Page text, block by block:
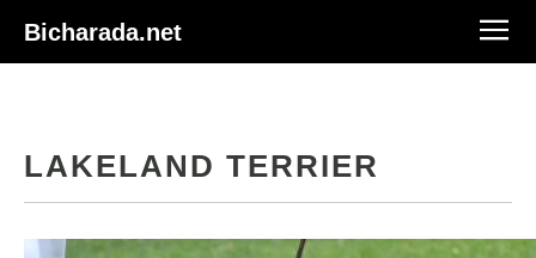
Bicharada.net
LAKELAND TERRIER